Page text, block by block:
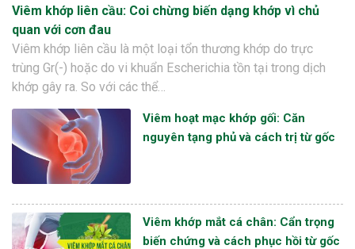
Viêm khớp liên cầu: Coi chừng biến dạng khớp vì chủ
quan với cơn đau
Viêm khớp liên cầu là một loại tổn thương khớp do trực
trùng Gr(-) hoặc do vi khuẩn Escherichia tồn tại trong dịch
khớp gây ra. So với các thể…
Viêm hoạt mạc khớp gối: Căn
nguyên tạng phủ và cách trị từ gốc
Viêm khớp mắt cá chân: Cẩn trọng
biến chứng và cách phục hồi từ gốc